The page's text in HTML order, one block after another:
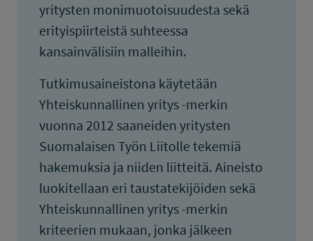
yritysten monimuotoisuudesta sekä
erityispiirteistä suhteessa
kansainvälisiin malleihin.
Tutkimusaineistona käytetään
Yhteiskunnallinen yritys -merkin
vuonna 2012 saaneiden yritysten
Suomalaisen Työn Liitolle tekemiä
hakemuksia ja niiden liitteitä. Aineisto
luokitellaan eri taustatekijöiden sekä
Yhteiskunnallinen yritys -merkin
kriteerien mukaan, jonka jälkeen